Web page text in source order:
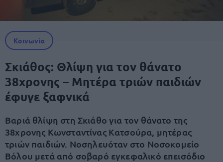
Κοινωνία
Σκιάθος: Θλίψη για τον θάνατο
38χρονης – Μητέρα τριών παιδιών
έφυγε ξαφνικά
Βαριά θλίψη στη Σκιάθο για τον θάνατο της
38χρονης Κωνσταντίνας Κατσούρα, μητέρας
τριών παιδιών. Νοσηλευόταν στο Νοσοκομείο
Βόλου μετά από σοβαρό εγκεφαλικό επεισόδιο